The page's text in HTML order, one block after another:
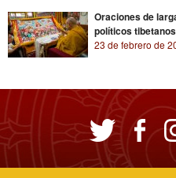
Oraciones de
políticos
23 de febrero de